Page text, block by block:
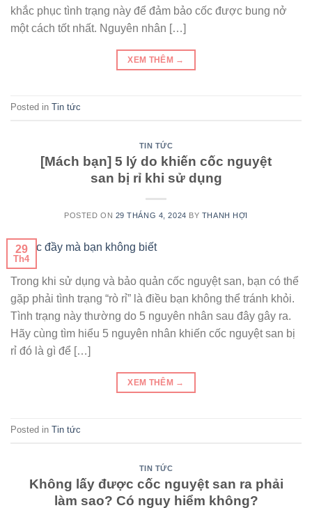
khắc phục tình trạng này để đảm bảo cốc được bung nở
một cách tốt nhất. Nguyên nhân […]
XEM THÊM →
Posted in Tin tức
TIN TỨC
[Mách bạn] 5 lý do khiến cốc nguyệt
san bị rỉ khi sử dụng
POSTED ON 29 THÁNG 4, 2024 BY THANH HỢI
29
Th4
Trong khi sử dụng và bảo quản cốc nguyệt san, bạn có thể
gặp phải tình trạng “rò rỉ” là điều bạn không thể tránh khỏi.
Tình trạng này thường do 5 nguyên nhân sau đây gây ra.
Hãy cùng tìm hiểu 5 nguyên nhân khiến cốc nguyệt san bị
rỉ đó là gì để […]
XEM THÊM →
Posted in Tin tức
TIN TỨC
Không lấy được cốc nguyệt san ra phải
làm sao? Có nguy hiểm không?